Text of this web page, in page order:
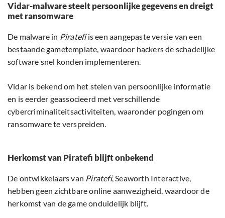
Vidar-malware steelt persoonlijke gegevens en dreigt
met ransomware
De malware in Piratefiis een aangepaste versie van een
bestaande gametemplate, waardoor hackers de schadelijke
software snel konden implementeren.
Vidar is bekend om het stelen van persoonlijke informatie
en is eerder geassocieerd met verschillende
cybercriminaliteitsactiviteiten, waaronder pogingen om
ransomware te verspreiden.
Herkomst van Piratefi blijft onbekend
De ontwikkelaars van Piratefi, Seaworth Interactive,
hebben geen zichtbare online aanwezigheid, waardoor de
herkomst van de game onduidelijk blijft.